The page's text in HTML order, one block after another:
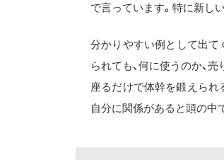
で言っています。特に新し
分かりやすい例として出て
られても、何に使うのか、
座るだけで体幹を鍛えられ
自分に関係があると頭の中